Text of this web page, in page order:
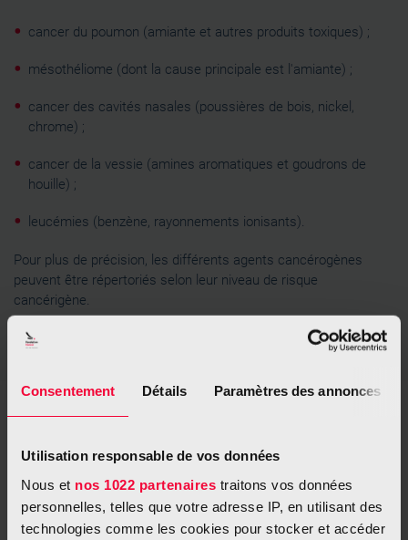
Consentement Détails Paramètres des annonces
Utilisation responsable de vos données
Nous et nos 1022 partenaires traitons vos données
personnelles, telles que votre adresse IP, en utilisant des
technologies comme les cookies pour stocker et accéder
cancer du poumon (amiante et autres produits toxiques) ;
mésothéliome (dont la cause principale est l'amiante) ;
cancer des cavités nasales (poussières de bois, nickel,
chrome) ;
cancer de la vessie (amines aromatiques et goudrons de
houille) ;
leucémies (benzène, rayonnements ionisants).
Pour plus de précision, les différents agents cancérogènes
peuvent être répertoriés selon leur niveau de risque
cancérigène.
Les agents cancérogènes
Les facteurs reconnus cancérogènes mais
avec un manque de données (appréciation